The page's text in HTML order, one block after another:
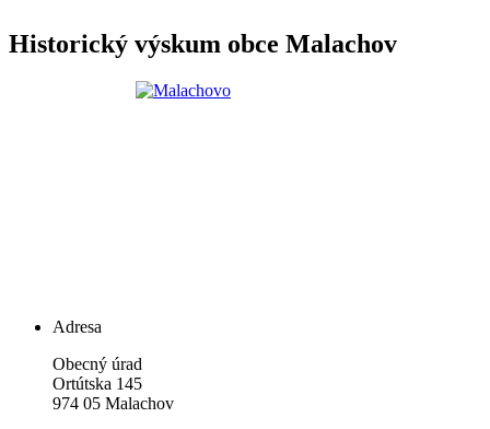
Historický výskum obce Malachov
Adresa
Obecný úrad
Ortútska 145
974 05 Malachov